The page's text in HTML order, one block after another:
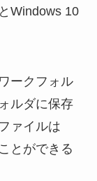
Windows 10
ークフォル
ルダに保存
ァイルは
とができる